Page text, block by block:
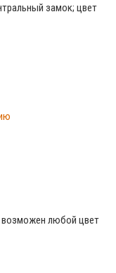
замок; цвет
любой цвет